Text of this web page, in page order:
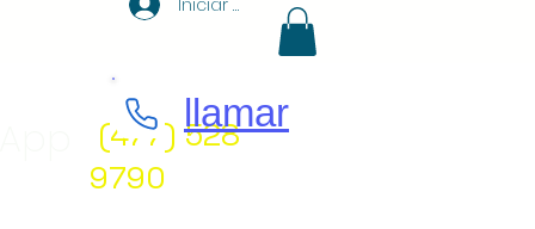
(477) 528
9790
llamar